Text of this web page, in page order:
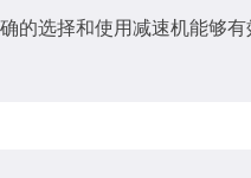
的选择和使用减速机能够